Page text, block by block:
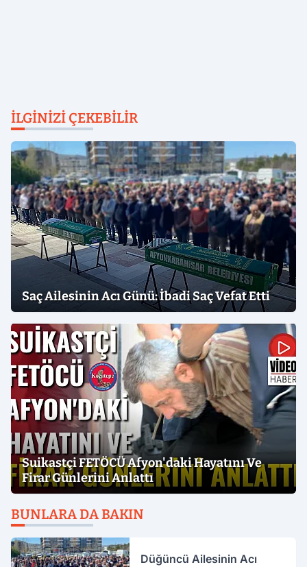
İLGINIZI ÇEKEBILIR
Saç Ailesinin Acı Günü: İbadi Saç Vefat Etti
Suikastçi FETÖCÜ Afyon'daki Hayatını Ve
Firar Günlerini Anlattı
BUNLARA DA BAKIN
Düğüncü Ailesinin Acı